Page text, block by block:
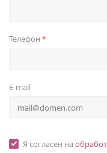
Телефон *
E-mail
Я согласен на